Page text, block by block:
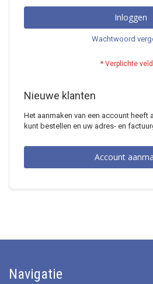
Inloggen
Wachtwoord
Nieuwe klanten
Het aanmaken van een account heeft
kunt bestellen en uw adres- en
Account
Navigatie